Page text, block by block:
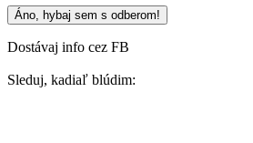
Dostávaj info cez FB
Sleduj, kadiaľ blúdim: